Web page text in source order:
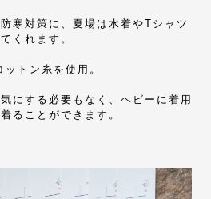
寒対策に、夏場は水着やTシャツ
くれます。
トン糸を使用。
にする必要もなく、ヘビーに着用
ることができます。